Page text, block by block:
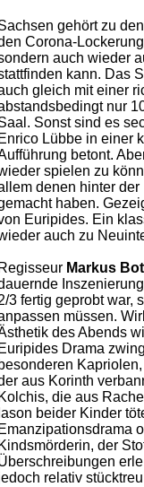
gehört zu
Corona-
auch wieder
kann. Das
gleich mit einer
nur
Sonst sind es
Enrico Lübbe in einer
betont.
spielen zu
denen hinter
haben.
Euripides. Ein
auch zu
Regisseur Markus
3 fertig geprobt war,
müssen.
des Abends
Euripides Drama
besonderen
aus Korinth
Kolchis, die aus
Iason beider Kinder
Emanzipationsdrama
Kindsmörderin, der
relativ